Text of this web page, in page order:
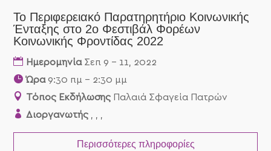
09
Σεπτέμβριος
Το Περιφερειακό Παρατηρητήριο Κοινωνικής
Ένταξης στο 2ο Φεστιβάλ Φορέων
Κοινωνικής Φροντίδας 2022
Ημερομηνία Σεπ 9 - 11, 2022
Ώρα9:30 πμ - 2:30 μμ
Τόπος Εκδήλωσης Παλαιά Σφαγεία Πατρών
Διοργανωτής
Περισσότερες πληροφορίες